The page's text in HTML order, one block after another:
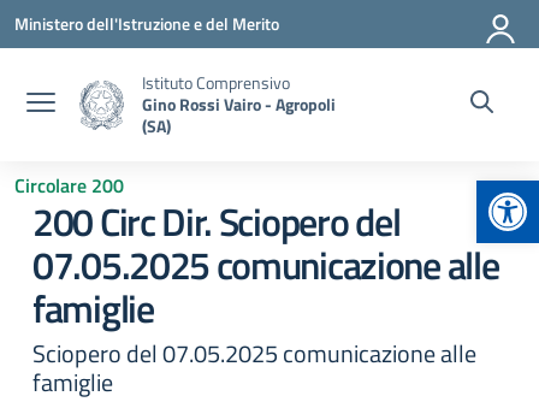
Vai ai contenuti
Vai al menu di navigazione
Vai al footer
Ministero dell'Istruzione e del Merito
Istituto Comprensivo
Gino Rossi Vairo - Agropoli
(SA)
Circolare 200
200 Circ Dir. Sciopero del
07.05.2025 comunicazione alle
famiglie
Sciopero del 07.05.2025 comunicazione alle
famiglie